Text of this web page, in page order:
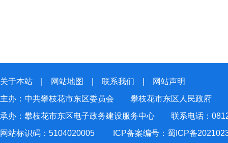
关于本站 网站地图 联系我们
网站声明
主办：中共攀枝花市东区委员会 攀枝花市东区人民政府
承办：攀枝花市东区电子政务建设服务中心 联系电话：
网站标识码：5104020005
ICP备案编号：蜀ICP备